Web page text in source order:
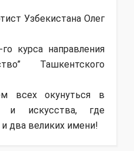
Узбекистана Олег
направления
Ташкентского
всех окунуться в
и искусства, где
два великих имени!